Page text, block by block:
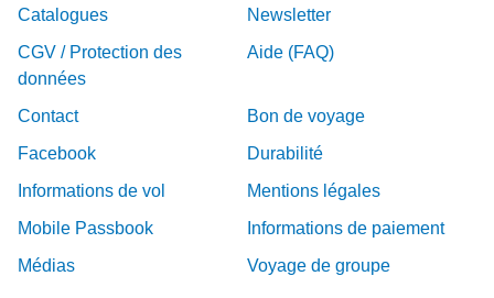
Catalogues
Newsletter
CGV / Protection des
données
Aide (FAQ)
Contact
Bon de voyage
Facebook
Durabilité
Informations de vol
Mentions légales
Mobile Passbook
Informations de paiement
Médias
Voyage de groupe